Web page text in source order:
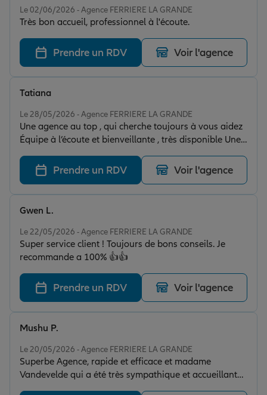
Le 02/06/2026 - Agence FERRIERE LA GRANDE
Très bon accueil, professionnel à l'écoute.
Prendre un RDV Voir l'agence
Le 28/05/2026 - Agence FERRIERE LA GRANDE
Une agence au top , qui cherche toujours à vous aidez
Équipe à l’écoute et bienveillante , très disponible Une
grande rapidité dans les demandes et prise en charge
Vous pouvez y aller en toute confiance
Tatiana
Prendre un RDV Voir l'agence
Le 22/05/2026 - Agence FERRIERE LA GRANDE
Super service client ! Toujours de bons conseils. Je
recommande a 100% 👍👍
Gwen L.
Prendre un RDV Voir l'agence
Le 20/05/2026 - Agence FERRIERE LA GRANDE
Superbe Agence, rapide et efficace et madame
Vandevelde qui a été très sympathique et accueillante
même par téléphone . Je recommande
Mushu P.